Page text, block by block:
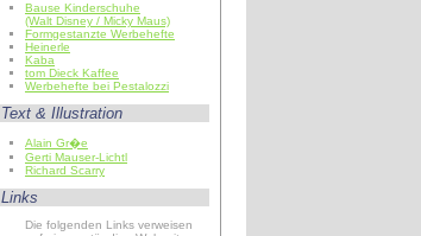
Bause Kinderschuhe
(Walt Disney / Micky Maus)
Formgestanzte Werbehefte
Heinerle
Kaba
tom Dieck Kaffee
Werbehefte bei Pestalozzi
Text & Illustration
Alain Gr�e
Gerti Mauser-Lichtl
Richard Scarry
Links
Die folgenden Links verweisen